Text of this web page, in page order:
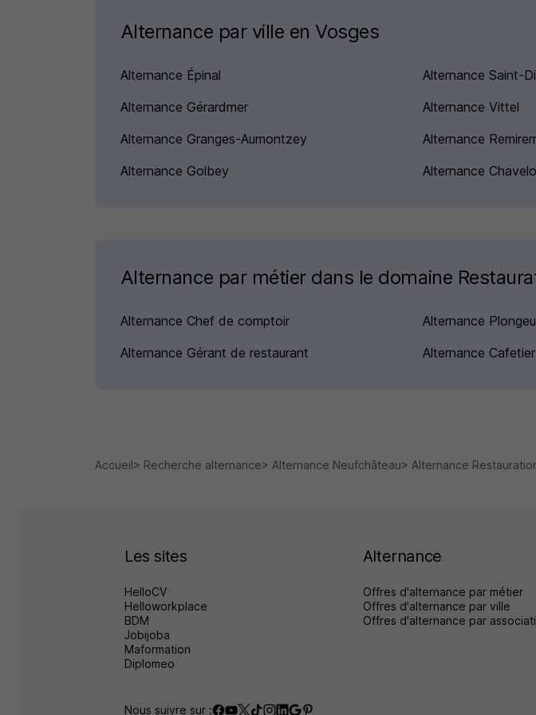
Alternance par ville en Vosges
Alternance Épinal Alternance Saint-
Alternance Gérardmer
Alternance Vittel
Alternance Granges-Aumontzey
Alternance
Alternance Golbey
Alternance
Alternance par métier dans le domaine
Alternance Chef de comptoir Alternance
Alternance Gérant de restaurant
Alternance Cafetier
Accueil Recherche alternance Alternance Neufchâteau Alternance
Les sites
HelloCV
Helloworkplace
BDM
Jobijoba
Maformation
Diplomeo
Alternance
Offres d'alternance par métier
Offres d'alternance par ville
Offres d'alternance par
Nous suivre sur :